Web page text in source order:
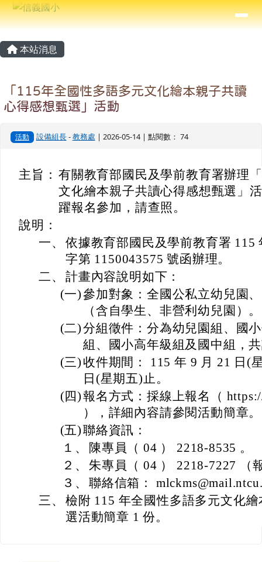
跳至主內容區
信義國小
⏸
導覽列
主內容區域
本站消息
「115年全國性多語多元文化繪本親子共讀
心得感想甄選」活動
活動 設備組長-教務處 | 2026-05-14 | 點閱數： 74
主旨： 有關教育部國民及學前教育署辦理
文化繪本親子共讀心得感想甄選」
躍報名參加，請查照。
說明：
一、 依據教育部國民及學前教育署 115
字第 1150043575 號函辦理。
二、 計畫內容說明如下：
(一)參加對象：全國公私立幼兒園
（含自學生、非營利幼兒園）。
(二)分組徵件：分為幼兒園組、國
組、國小高年級組及國中組，
(三) 收件期間： 115 年 9 月 21 日(
日(星期五)止。
(四)報名方式：採線上報名（
），詳細內容請參閱活動簡章。
(五)聯絡資訊：
１、
陳專員（ 04 ） 2218-8535 。
２、
朱專員（ 04 ） 2218-7227 （
３、 聯絡信箱：
三、 檢附 115 年全國性多語多元文化
選活動簡章 1 份。
頁尾區域